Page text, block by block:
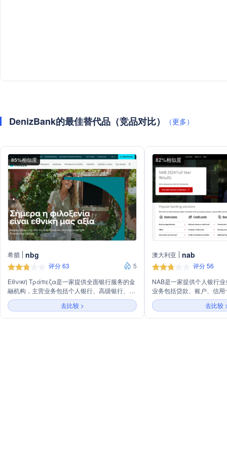
DenizBank的最佳替代品（竞品对比） （更多）
85%相似度
希腊 nbg
评分 63
5
Εθνική Τράπεζα是一家提供全面银行服务的金
融机构，主营业务包括个人银行、高级银行、私
人银行、企业银行和投资银行服务。此外，还提
供数字银行服务，涵盖日常交易、账户管理、信
用卡服务、预付卡、保险和投资产品等。
去比较 >
82%相似度
澳大利亚 nab
评分 56
NAB是一家提供个人银行
业务包括贷款、账户、信
去比较